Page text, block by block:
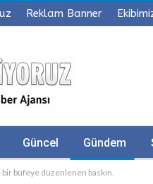
Reklam Banner
Güncel Gündem
büfeye düzenlenen baskın.